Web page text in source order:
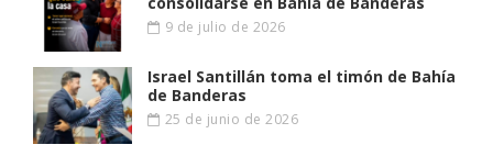
9 de julio de 2026
Israel Santillán toma el timón de Bahía
de Banderas
25 de junio de 2026